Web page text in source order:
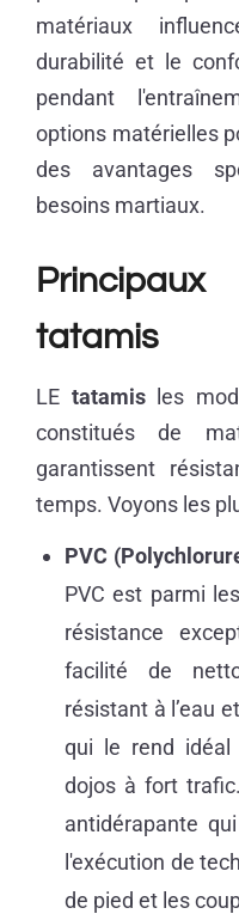
matériaux
durabilité et le
pendant
options matérielles
des avantages
besoins martiaux.
tatamis
LE tatamisles
constitués de
garantissent
temps. Voyons les
PVC
PVC est parmi
résistance
facilité de
résistant à l’eau
qui le rend
dojos à fort
antidérapante
l'exécution de
de pied et les